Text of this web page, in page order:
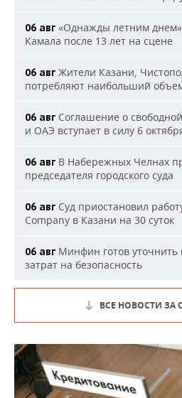
06 авг «Однажды летним днем»
Камала после 13 лет на сцене
06 авг Жители Казани,
потребляют наибольший
06 авг Соглашение о
и ОАЭ вступает в силу 6
06 авг В Набережных Челнах
председателя городского суда
06 авг Суд приостановил
Company в Казани на 30 суток
06 авг Минфин готов уточнить
затрат на безопасность
ВСЕ НОВОСТИ ЗА